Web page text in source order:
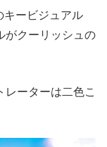
ービジュアル
がクーリッシュの
ーターは二色こ